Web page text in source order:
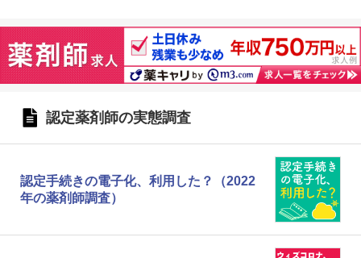
認定薬剤師の実態調査
認定手続きの電子化、利用した？（2022
年の薬剤師調査）